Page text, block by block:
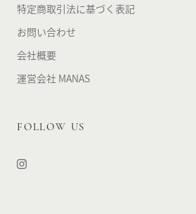
特定商取引法に基づく表記
お問い合わせ
会社概要
運営会社 MANAS
FOLLOW US